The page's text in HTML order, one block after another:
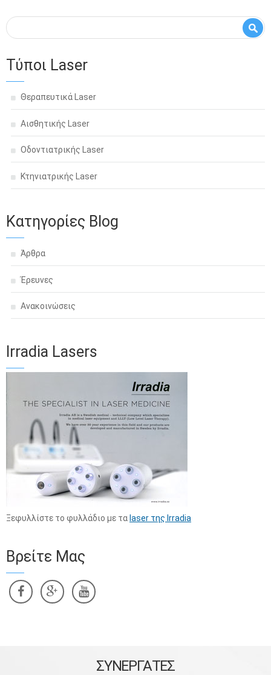
Φόρμα αναζήτησης
Αναζήτηση
Τύποι Laser
Θεραπευτικά Laser
Αισθητικής Laser
Οδοντιατρικής Laser
Κτηνιατρικής Laser
Κατηγορίες Blog
Άρθρα
Έρευνες
Ανακοινώσεις
Irradia Lasers
Ξεφυλλίστε το φυλλάδιο με τα laser της Irradia
Βρείτε Μας
ΣΥΝΕΡΓΑΤΕΣ